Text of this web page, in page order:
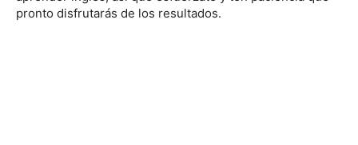
pronto disfrutarás de los resultados.